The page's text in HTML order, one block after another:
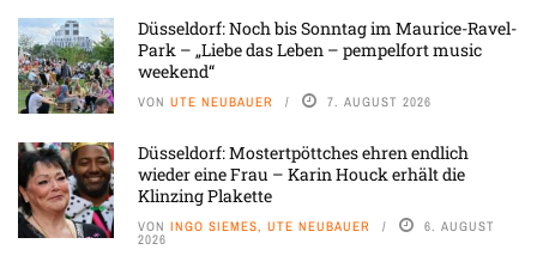
Düsseldorf: Noch bis Sonntag im Maurice-Ravel-
Park – „Liebe das Leben – pempelfort music
weekend“
VON UTE NEUBAUER 7. AUGUST 2026
Düsseldorf: Mostertpöttches ehren endlich
wieder eine Frau – Karin Houck erhält die
Klinzing Plakette
VON INGO SIEMES, UTE NEUBAUER 6. AUGUST
2026